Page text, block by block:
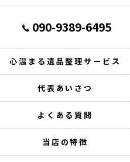
090-9389-6495
心温まる遺品整理サービス
代表あいさつ
よくある質問
当店の特徴